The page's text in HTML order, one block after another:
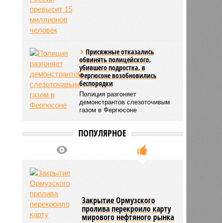
Присяжные отказались
обвинять полицейского,
убившего подростка, в
Фергюсоне возобновились
беспорядки
Полиция разгоняет
демонстрантов слезоточивым
газом в Фергюсоне
ПОПУЛЯРНОЕ
Закрытие Ормузского
пролива перекроило карту
мирового нефтяного рынка